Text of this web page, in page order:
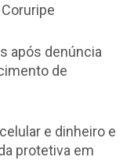
após denúncia
de
e dinheiro e
protetiva em